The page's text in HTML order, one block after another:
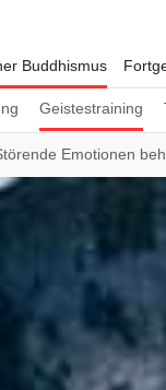
Buddhismus
Geistestraining
Emotionen